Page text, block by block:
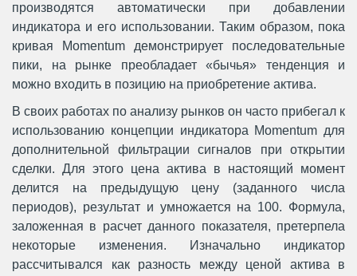
производятся автоматически при добавлении
индикатора и его использовании. Таким образом, пока
кривая Momentum демонстрирует последовательные
пики, на рынке преобладает «бычья» тенденция и
можно входить в позицию на приобретение актива.
В своих работах по анализу рынков он часто прибегал к
использованию концепции индикатора Momentum для
дополнительной фильтрации сигналов при открытии
сделки. Для этого цена актива в настоящий момент
делится на предыдущую цену (заданного числа
периодов), результат и умножается на 100. Формула,
заложенная в расчет данного показателя, претерпела
некоторые изменения. Изначально индикатор
рассчитывался как разность между ценой актива в